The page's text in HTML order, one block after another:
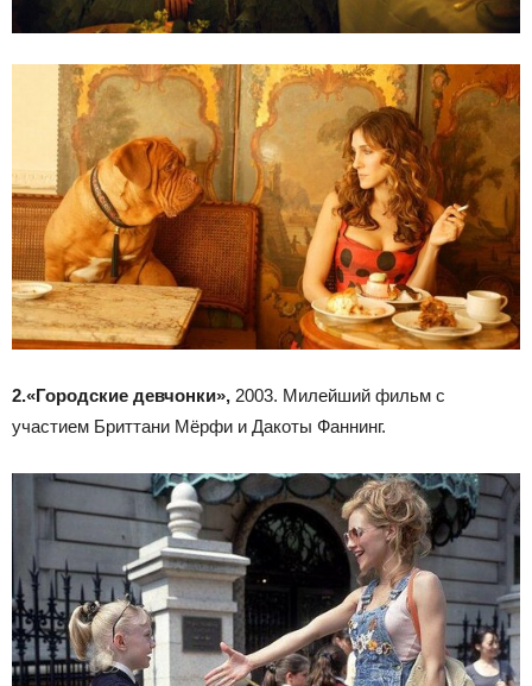
2.«Городские девчонки», 2003. Милейший фильм с
участием Бриттани Мёрфи и Дакоты Фаннинг.